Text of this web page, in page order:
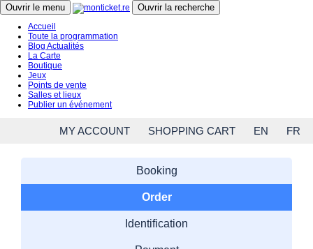
Ouvrir le menu Ouvrir la recherche
Close menu
Accueil
Toute la programmation
Blog Actualités
La Carte
Boutique
Jeux
Points de vente
Salles et lieux
Publier un événement
FR
EN
SHOPPING CART
MY ACCOUNT
Booking
Order
Identification